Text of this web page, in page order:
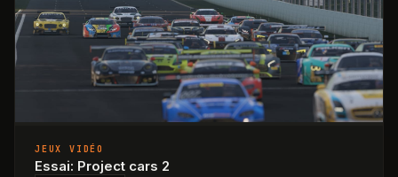
JEUX VIDÉO
Essai: Project cars 2